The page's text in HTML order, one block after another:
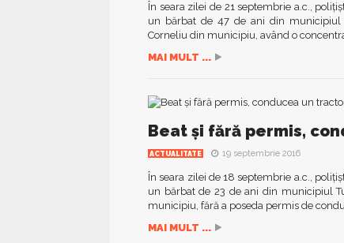
În seara zilei de 21 septembrie a.c.,
un bărbat de 47 de ani din municipiul
Corneliu din municipiu, având o
MAI MULT ...
Beat și fără permis,
ACTUALITATE 19 septembrie 2016
În seara zilei de 18 septembrie a.c.,
un bărbat de 23 de ani din municipiul
municipiu, fără a poseda permis de
MAI MULT ...